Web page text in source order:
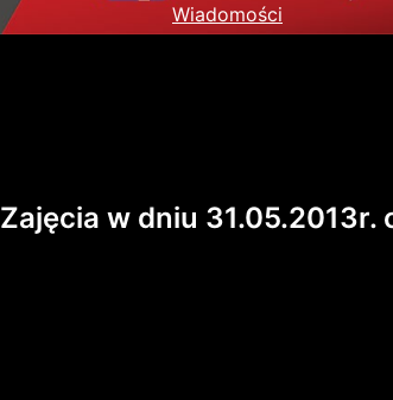
Wiadomości
Zajęcia w dniu 31.05.2013r.